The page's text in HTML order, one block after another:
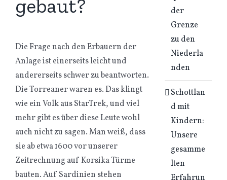
gebaut?
Die Frage nach den Erbauern der
Anlage ist einerseits leicht und
andererseits schwer zu beantworten.
Die Torreaner waren es. Das klingt
wie ein Volk aus StarTrek, und viel
mehr gibt es über diese Leute wohl
auch nicht zu sagen. Man weiß, dass
sie ab etwa 1600 vor unserer
Zeitrechnung auf Korsika Türme
bauten. Auf Sardinien stehen
der
Grenze
zu den
Niederla
nden
Schottlan
d mit
Kindern:
Unsere
gesamme
lten